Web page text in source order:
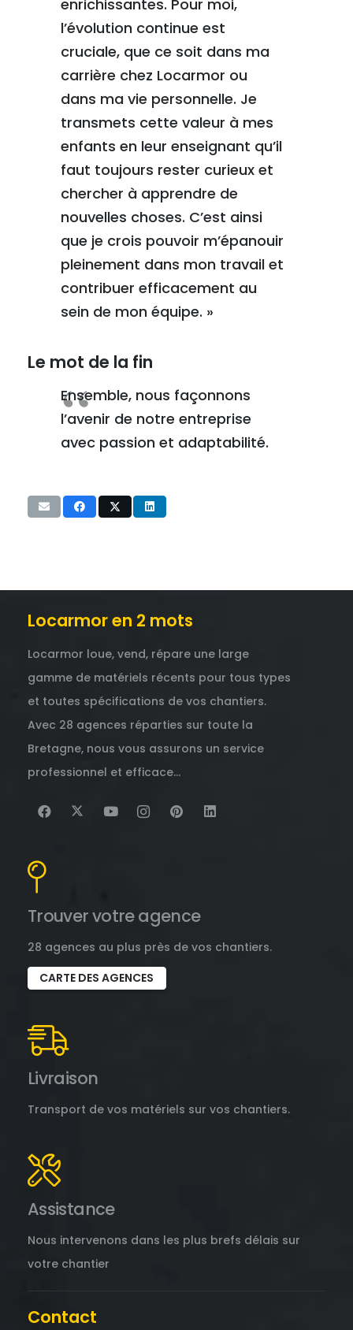
enrichissantes. Pour moi,
l’évolution continue est
cruciale, que ce soit dans ma
carrière chez Locarmor ou
dans ma vie personnelle. Je
transmets cette valeur à mes
enfants en leur enseignant qu’il
faut toujours rester curieux et
chercher à apprendre de
nouvelles choses. C’est ainsi
que je crois pouvoir m’épanouir
pleinement dans mon travail et
contribuer efficacement au
sein de mon équipe. »
Le mot de la fin
Ensemble, nous façonnons
l’avenir de notre entreprise
avec passion et adaptabilité.
Locarmor en 2 mots
Locarmor loue, vend, répare une large
gamme de matériels récents pour tous types
et toutes spécifications de vos chantiers.
Avec 28 agences réparties sur toute la
Bretagne, nous vous assurons un service
professionnel et efficace…
Trouver votre agence
28 agences au plus près de vos chantiers.
CARTE DES AGENCES
Livraison
Transport de vos matériels sur vos chantiers.
Assistance
Nous intervenons dans les plus brefs délais sur
votre chantier
Contact